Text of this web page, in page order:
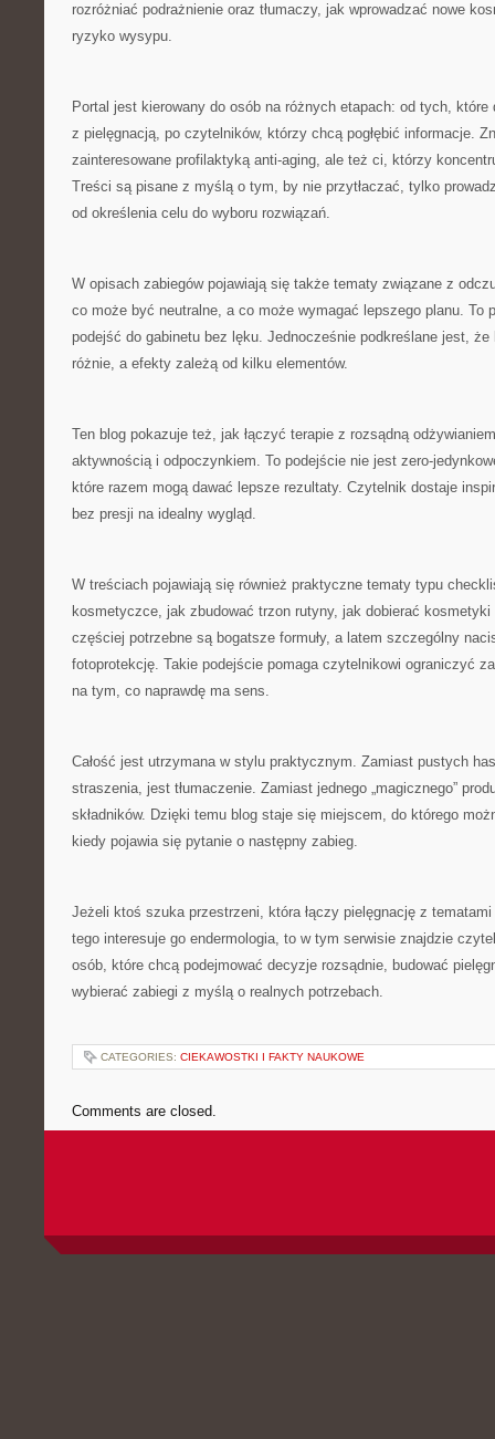
rozróżniać podrażnienie oraz tłumaczy, jak wprowadzać nowe
ryzyko wysypu.
Portal jest kierowany do osób na różnych etapach: od tych, które
z pielęgnacją, po czytelników, którzy chcą pogłębić informacje.
zainteresowane profilaktyką anti-aging, ale też ci, którzy
Treści są pisane z myślą o tym, by nie przytłaczać, tylko
od określenia celu do wyboru rozwiązań.
W opisach zabiegów pojawiają się także tematy związane z
co może być neutralne, a co może wymagać lepszego planu. To
podejść do gabinetu bez lęku. Jednocześnie podkreślane jest, że
różnie, a efekty zależą od kilku elementów.
Ten blog pokazuje też, jak łączyć terapie z rozsądną
aktywnością i odpoczynkiem. To podejście nie jest zero-
które razem mogą dawać lepsze rezultaty. Czytelnik dostaje
bez presji na idealny wygląd.
W treściach pojawiają się również praktyczne tematy typu
kosmetyczce, jak zbudować trzon rutyny, jak dobierać
częściej potrzebne są bogatsze formuły, a latem szczególny
fotoprotekcję. Takie podejście pomaga czytelnikowi ograniczyć
na tym, co naprawdę ma sens.
Całość jest utrzymana w stylu praktycznym. Zamiast pustych
straszenia, jest tłumaczenie. Zamiast jednego „magicznego”
składników. Dzięki temu blog staje się miejscem, do którego
kiedy pojawia się pytanie o następny zabieg.
Jeżeli ktoś szuka przestrzeni, która łączy pielęgnację z
tego interesuje go endermologia, to w tym serwisie znajdzie
osób, które chcą podejmować decyzje rozsądnie, budować
wybierać zabiegi z myślą o realnych potrzebach.
CATEGORIES: CIEKAWOSTKI I FAKTY NAUKOWE
Comments are closed.